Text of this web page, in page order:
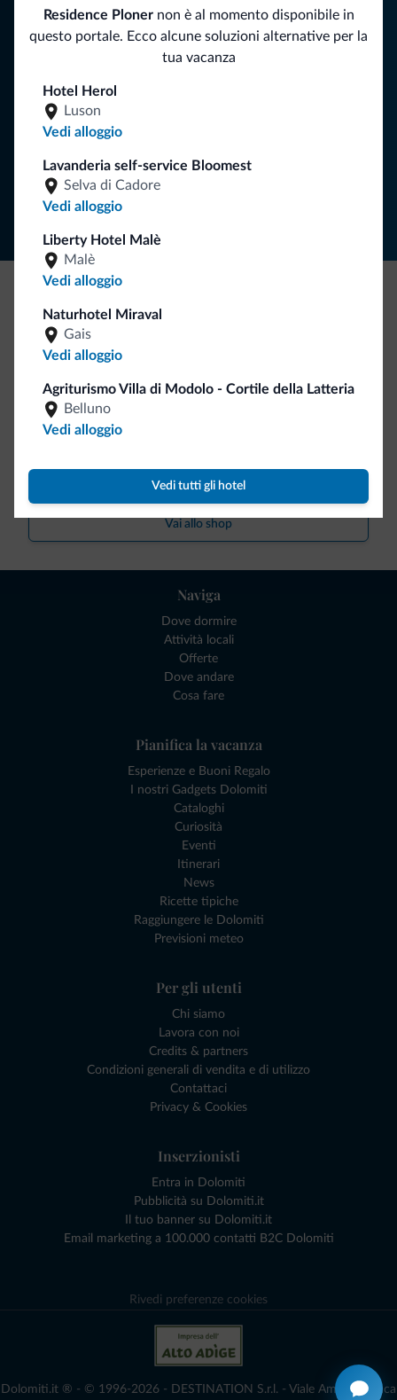
Residence Plonernon è al momento disponibile in
questo portale. Ecco alcune soluzioni alternative per la
tua vacanza
Hotel Herol
Luson
Vedi alloggio
Lavanderia self-service Bloomest
Selva di Cadore
Vedi alloggio
Liberty Hotel Malè
Malè
Vedi alloggio
Naturhotel Miraval
Gais
Vedi alloggio
Agriturismo Villa di Modolo - Cortile della Latteria
Belluno
Vedi alloggio
Vedi tutti gli hotel
Segui Dolomiti.it
Riceverai informazioni, offerte esclusive e news per la tua
Be Original, scopri la nuova collezione
Ce l'avete chiesto in tanti. Ecco la nuova collezione firmata
Dolomiti.it!
Vai allo shop
Naviga
Dove dormire
Attività locali
Offerte
Dove andare
Cosa fare
Pianifica la vacanza
Esperienze e Buoni Regalo
I nostri Gadgets Dolomiti
Cataloghi
Curiosità
Eventi
Itinerari
News
Ricette tipiche
Raggiungere le Dolomiti
Previsioni meteo
Per gli utenti
Chi siamo
Lavora con noi
Credits & partners
Condizioni generali di vendita e di utilizzo
Contattaci
Privacy & Cookies
Inserzionisti
Entra in Dolomiti
Pubblicità su Dolomiti.it
Il tuo banner su Dolomiti.it
Email marketing a 100.000 contatti B2C Dolomiti
Rivedi preferenze cookies
Dolomiti.it ® - © 1996-2026 - DESTINATION S.r.l. - Viale Amedeo Duca